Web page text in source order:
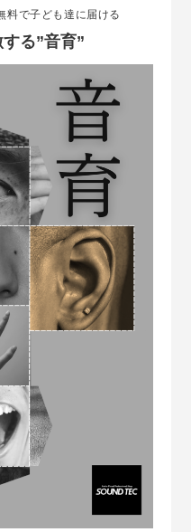
料で子ども達に届ける
る”音育”